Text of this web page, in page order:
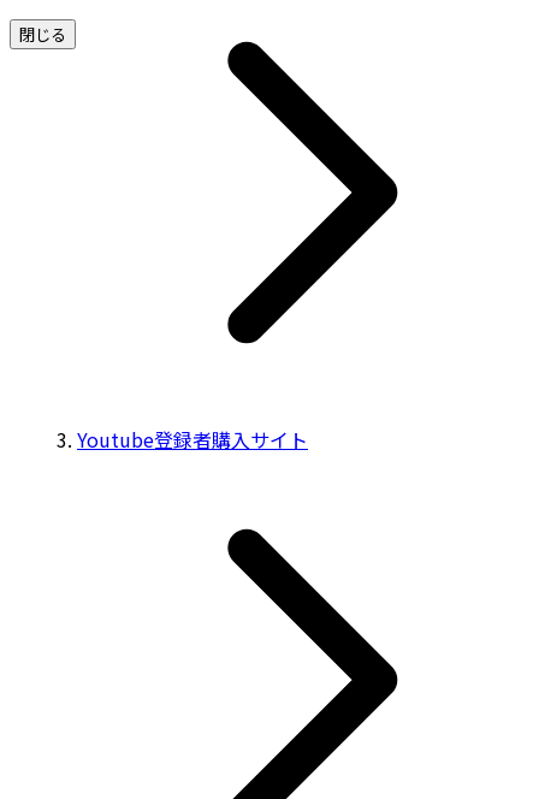
閉じる
Youtube登録者購入サイト